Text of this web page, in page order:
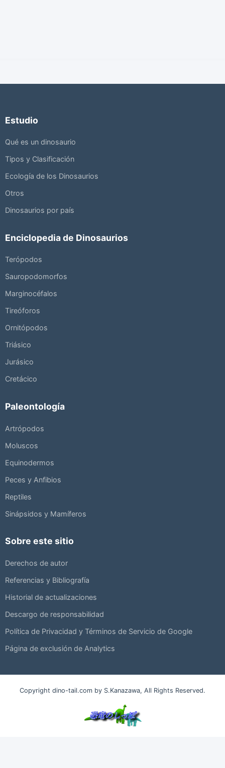
Estudio
Qué es un dinosaurio
Tipos y Clasificación
Ecología de los Dinosaurios
Otros
Dinosaurios por país
Enciclopedia de Dinosaurios
Terópodos
Sauropodomorfos
Marginocéfalos
Tireóforos
Ornitópodos
Triásico
Jurásico
Cretácico
Paleontología
Artrópodos
Moluscos
Equinodermos
Peces y Anfibios
Reptiles
Sinápsidos y Mamíferos
Sobre este sitio
Derechos de autor
Referencias y Bibliografía
Historial de actualizaciones
Descargo de responsabilidad
Política de Privacidad y Términos de Servicio de Google
Página de exclusión de Analytics
Copyright dino-tail.com by S.Kanazawa, All Rights Reserved.